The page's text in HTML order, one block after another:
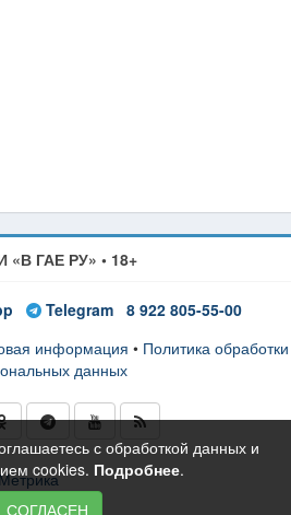
«В ГАЕ РУ» • 18+
Telegram 8 922 805-55-00
информация • Политика обработки
данных
с обработкой данных и
cookies. Подробнее.
СОГЛАСЕН